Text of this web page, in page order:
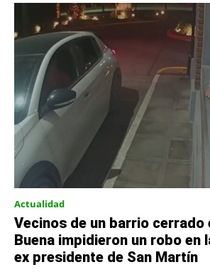
Actualidad
Vecinos de un barrio cerrado
Buena impidieron un robo en
ex presidente de San Martín